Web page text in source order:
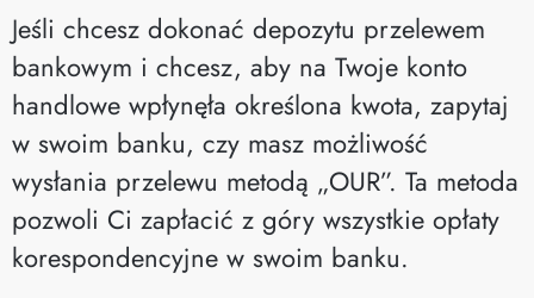
Jeśli chcesz dokonać depozytu przelewem
bankowym i chcesz, aby na Twoje konto
handlowe wpłynęła określona kwota, zapytaj
w swoim banku, czy masz możliwość
wysłania przelewu metodą „OUR”. Ta metoda
pozwoli Ci zapłacić z góry wszystkie opłaty
korespondencyjne w swoim banku.